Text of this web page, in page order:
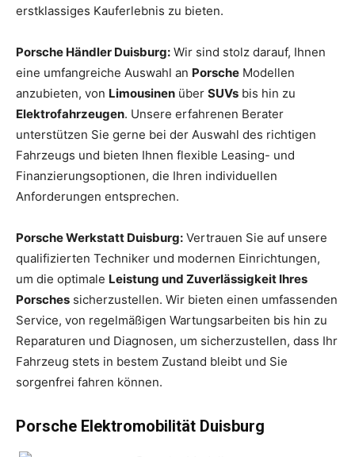
erstklassiges Kauferlebnis zu bieten.
Porsche Händler Duisburg: Wir sind stolz darauf, Ihnen
eine umfangreiche Auswahl an Porsche Modellen
anzubieten, von Limousinen über SUVs bis hin zu
Elektrofahrzeugen. Unsere erfahrenen Berater
unterstützen Sie gerne bei der Auswahl des richtigen
Fahrzeugs und bieten Ihnen flexible Leasing- und
Finanzierungsoptionen, die Ihren individuellen
Anforderungen entsprechen.
Porsche Werkstatt Duisburg: Vertrauen Sie auf unsere
qualifizierten Techniker und modernen Einrichtungen,
um die optimale Leistung und Zuverlässigkeit Ihres
Porsches sicherzustellen. Wir bieten einen umfassenden
Service, von regelmäßigen Wartungsarbeiten bis hin zu
Reparaturen und Diagnosen, um sicherzustellen, dass Ihr
Fahrzeug stets in bestem Zustand bleibt und Sie
sorgenfrei fahren können.
Porsche Elektromobilität Duisburg